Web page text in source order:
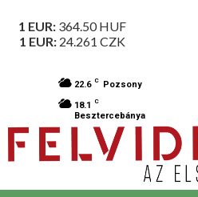
1 EUR: 364.50HUF
1 EUR: 24.261 CZK
22.6 C Pozsony
18.1 C
Besztercebánya